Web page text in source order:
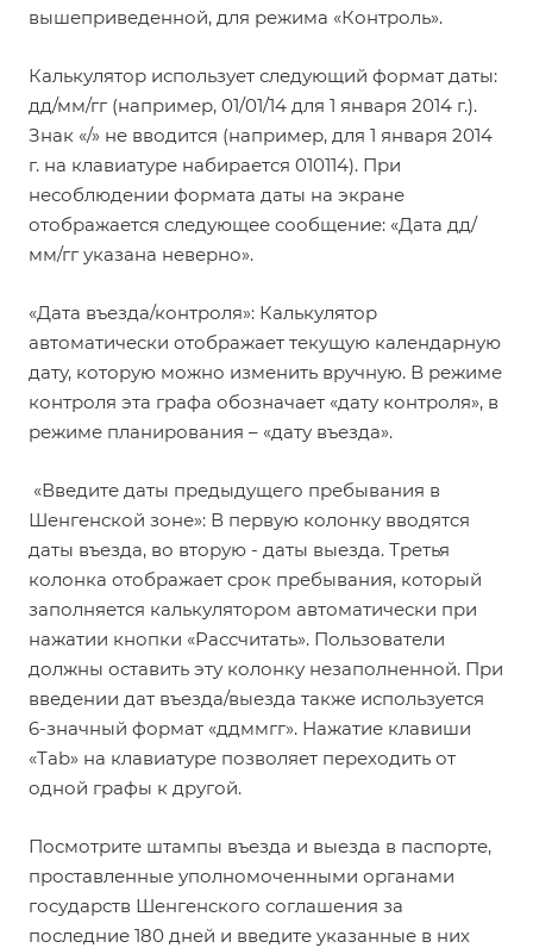
вышеприведенной, для режима «Контроль».
Калькулятор использует следующий формат даты:
дд/мм/гг (например, 01/01/14 для 1 января 2014 г.).
Знак «/» не вводится (например, для 1 января 2014
г. на клавиатуре набирается 010114). При
несоблюдении формата даты на экране
отображается следующее сообщение: «Дата дд/
мм/гг указана неверно».
«Дата въезда/контроля»: Калькулятор
автоматически отображает текущую календарную
дату, которую можно изменить вручную. В режиме
контроля эта графа обозначает «дату контроля», в
режиме планирования – «дату въезда».
«Введите даты предыдущего пребывания в
Шенгенской зоне»: В первую колонку вводятся
даты въезда, во вторую - даты выезда. Третья
колонка отображает срок пребывания, который
заполняется калькулятором автоматически при
нажатии кнопки «Рассчитать». Пользователи
должны оставить эту колонку незаполненной. При
введении дат въезда/выезда также используется
6-значный формат «ддммгг». Нажатие клавиши
«Tab» на клавиатуре позволяет переходить от
одной графы к другой.
Посмотрите штампы въезда и выезда в паспорте,
проставленные уполномоченными органами
государств Шенгенского соглашения за
последние 180 дней и введите указанные в них